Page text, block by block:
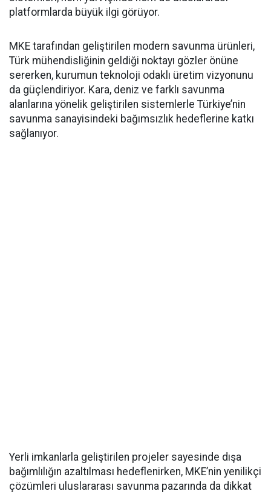
platformlarda büyük ilgi görüyor.
MKE tarafından geliştirilen modern savunma ürünleri,
Türk mühendisliğinin geldiği noktayı gözler önüne
sererken, kurumun teknoloji odaklı üretim vizyonunu
da güçlendiriyor. Kara, deniz ve farklı savunma
alanlarına yönelik geliştirilen sistemlerle Türkiye’nin
savunma sanayisindeki bağımsızlık hedeflerine katkı
sağlanıyor.
Yerli imkanlarla geliştirilen projeler sayesinde dışa
bağımlılığın azaltılması hedeflenirken, MKE’nin yenilikçi
çözümleri uluslararası savunma pazarında da dikkat